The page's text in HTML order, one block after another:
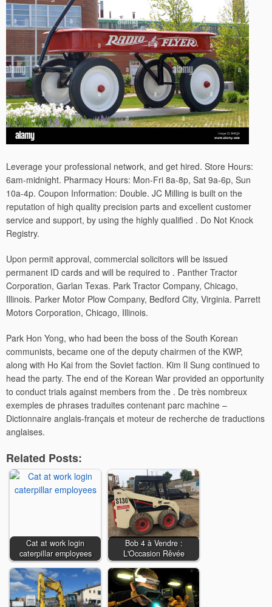
Leverage your professional network, and get hired. Store Hours:
6am-midnight. Pharmacy Hours: Mon-Fri 8a-8p, Sat 9a-6p, Sun
10a-4p. Coupon Information: Double. JC Milling is built on the
reputation of high quality precision parts and excellent customer
service and support, by using the highly qualified . Do Not Knock
Registry.
Upon permit approval, commercial solicitors will be issued
permanent ID cards and will be required to . Panther Tractor
Corporation, Garlan Texas. Park Tractor Company, Chicago,
Illinois. Parker Motor Plow Company, Bedford City, Virginia. Parrett
Motors Corporation, Chicago, Illinois.
Park Hon Yong, who had been the boss of the South Korean
communists, became one of the deputy chairmen of the KWP,
along with Ho Kai from the Soviet faction. Kim Il Sung continued to
head the party. The end of the Korean War provided an opportunity
to conduct trials against members from the . De très nombreux
exemples de phrases traduites contenant parc machine –
Dictionnaire anglais-français et moteur de recherche de traductions
anglaises.
Related Posts:
Cat at work login
caterpillar employees
Bob 4 à Vendre :
L'Occasion Rêvée